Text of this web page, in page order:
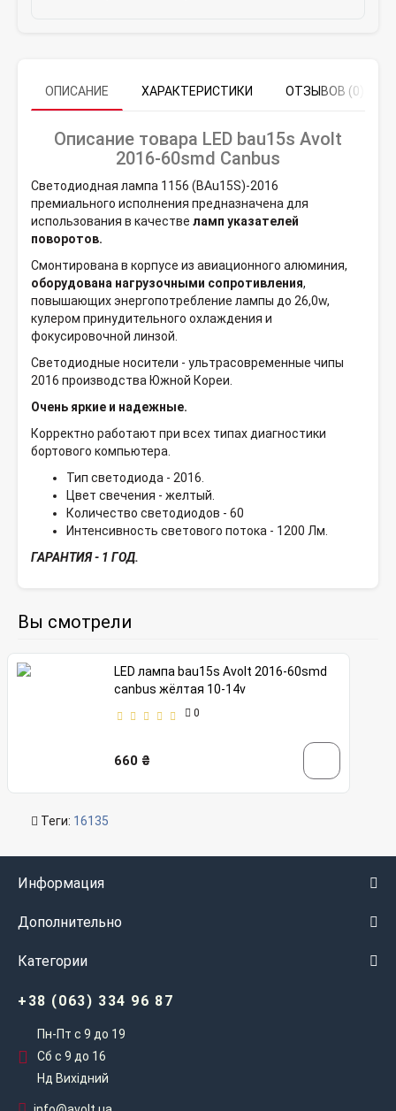
ОПИСАНИЕ ХАРАКТЕРИСТИКИ ОТЗЫВОВ (0)
Описание товара LED bau15s Avolt
2016-60smd Canbus
Светодиодная лампа 1156 (BAu15S)-2016
премиального исполнения предназначена для
использования в качестве ламп указателей
поворотов.
Смонтирована в корпусе из авиационного алюминия,
оборудована нагрузочными сопротивления,
повышающих энергопотребление лампы до 26,0w,
кулером принудительного охлаждения и
фокусировочной линзой.
Светодиодные носители - ультрасовременные чипы
2016 производства Южной Кореи.
Очень яркие и надежные.
Корректно работают при всех типах диагностики
бортового компьютера.
Тип светодиода - 2016.
Цвет свечения - желтый.
Количество светодиодов - 60
Интенсивность светового потока - 1200 Лм.
ГАРАНТИЯ - 1 ГОД.
Вы смотрели
LED лампа bau15s Avolt 2016-60smd
canbus жёлтая 10-14v
0
660 ₴
Теги: 16135
Информация
Дополнительно
Категории
+38 (063) 334 96 87
Пн-Пт с 9 до 19
Сб с 9 до 16
Нд Вихідний